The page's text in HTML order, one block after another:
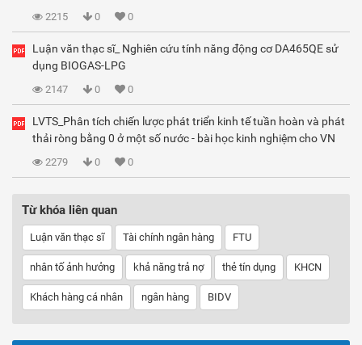
2215 0 0
Luận văn thạc sĩ_ Nghiên cứu tính năng động cơ DA465QE sử
dụng BIOGAS-LPG
2147 0 0
LVTS_Phân tích chiến lược phát triển kinh tế tuần hoàn và phát
thải ròng bằng 0 ở một số nước - bài học kinh nghiệm cho VN
2279 0 0
Từ khóa liên quan
Luận văn thạc sĩ Tài chính ngân hàng FTU
nhân tố ảnh hưởng khả năng trả nợ thẻ tín dụng KHCN
Khách hàng cá nhân ngân hàng BIDV